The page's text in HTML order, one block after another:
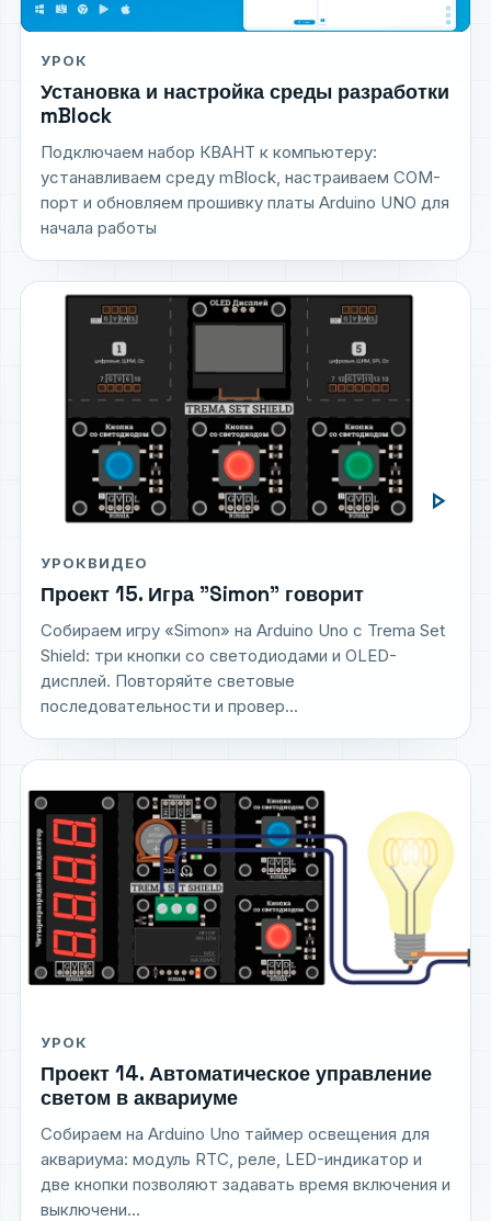
УРОК
Установка и настройка среды разработки
mBlock
Подключаем набор КВАНТ к компьютеру:
устанавливаем среду mBlock, настраиваем COM-
порт и обновляем прошивку платы Arduino UNO для
начала работы
play_arrow
УРОКВИДЕО
Проект 15. Игра "Simon" говорит
Собираем игру «Simon» на Arduino Uno с Trema Set
Shield: три кнопки со светодиодами и OLED-
дисплей. Повторяйте световые
последовательности и провер...
УРОК
Проект 14. Автоматическое управление
светом в аквариуме
Собираем на Arduino Uno таймер освещения для
аквариума: модуль RTC, реле, LED-индикатор и
две кнопки позволяют задавать время включения и
выключени...